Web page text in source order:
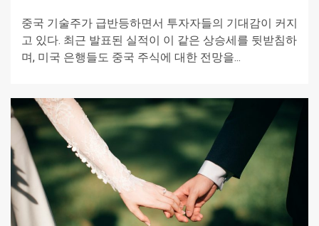
중국 기술주가 급반등하면서 투자자들의 기대감이 커지
고 있다. 최근 발표된 실적이 이 같은 상승세를 뒷받침하
며, 미국 은행들도 중국 주식에 대한 전망을...